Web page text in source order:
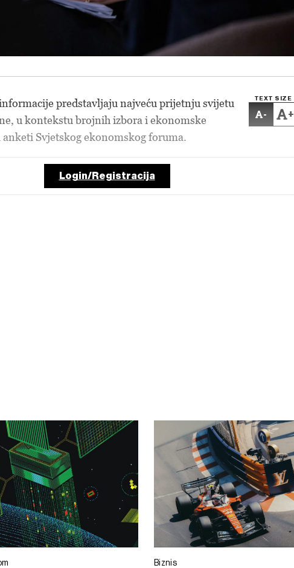
TEXT SIZE
- +
predstavljaju najveću prijetnju svijetu
u kontekstu brojnih izbora i ekonomske
anketi Svjetskog ekonomskog foruma.
Login/Registracija
Biznis